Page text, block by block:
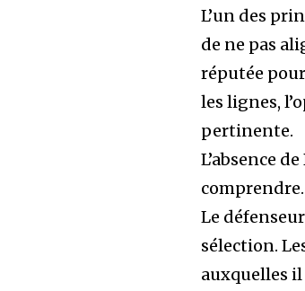
L’un des
de ne pas
réputée
les lignes,
pertinente.
L’absence
comprendre.
Le
sélection.
auxquelles